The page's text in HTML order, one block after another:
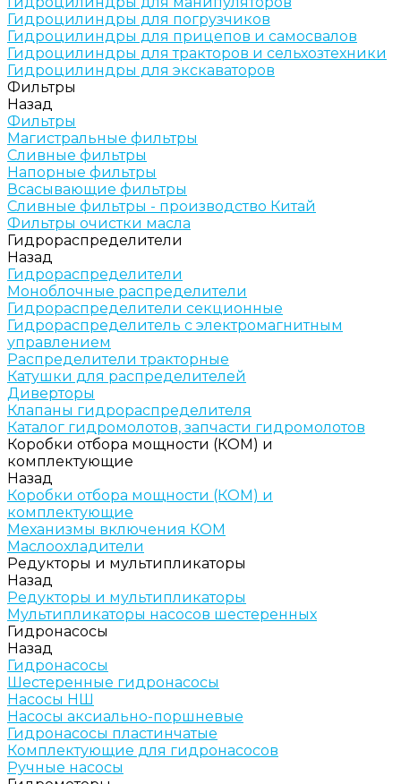
Гидроцилиндры для погрузчиков
Гидроцилиндры для прицепов и самосвалов
Гидроцилиндры для тракторов и сельхозтехники
Гидроцилиндры для экскаваторов
Фильтры
Назад
Фильтры
Магистральные фильтры
Сливные фильтры
Напорные фильтры
Всасывающие фильтры
Сливные фильтры - производство Китай
Фильтры очистки масла
Гидрораспределители
Назад
Гидрораспределители
Моноблочные распределители
Гидрораспределители секционные
Гидрораспределитель с электромагнитным
управлением
Распределители тракторные
Катушки для распределителей
Диверторы
Клапаны гидрораспределителя
Каталог гидромолотов, запчасти гидромолотов
Коробки отбора мощности (КОМ) и
комплектующие
Назад
Коробки отбора мощности (КОМ) и
комплектующие
Механизмы включения КОМ
Маслоохладители
Редукторы и мультипликаторы
Назад
Редукторы и мультипликаторы
Мультипликаторы насосов шестеренных
Гидронасосы
Назад
Гидронасосы
Шестеренные гидронасосы
Насосы НШ
Насосы аксиально-поршневые
Гидронасосы пластинчатые
Комплектующие для гидронасосов
Ручные насосы